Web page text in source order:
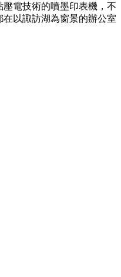
電技術的噴墨印表機，不
以諏訪湖為窗景的辦公室